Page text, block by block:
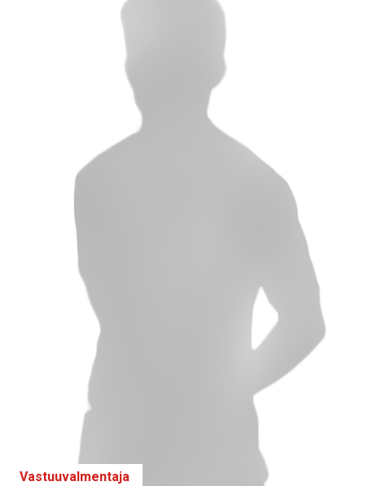
Vastuuvalmentaja